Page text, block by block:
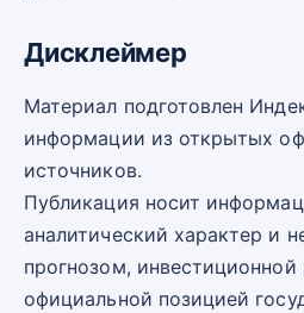
Дисклеймер
Материал подготовлен
информации из открытых
источников.
Публикация носит
аналитический характер и
прогнозом,
официальной позицией